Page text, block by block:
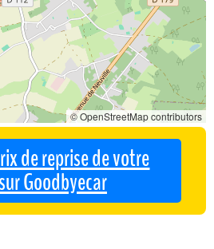
© OpenStreetMap contributors
de reprise de votre
Goodbyecar